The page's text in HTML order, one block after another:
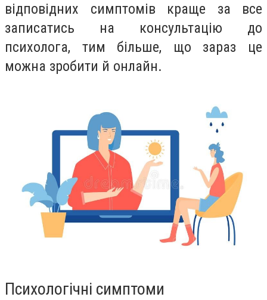
відповідних симптомів краще за все
записатись на консультацію до
психолога, тим більше, що зараз це
можна зробити й онлайн.
Психологічні симптоми